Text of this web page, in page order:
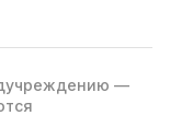
—